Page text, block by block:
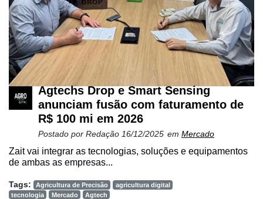
Agtechs Drop e Smart Sensing
anunciam fusão com faturamento de
R$ 100 mi em 2026
Postado por Redação 16/12/2025 em Mercado
Zait vai integrar as tecnologias, soluções e equipamentos
de ambas as empresas...
Tags: Agricultura de Precisão
agricultura digital
tecnologia
Mercado
Agtech